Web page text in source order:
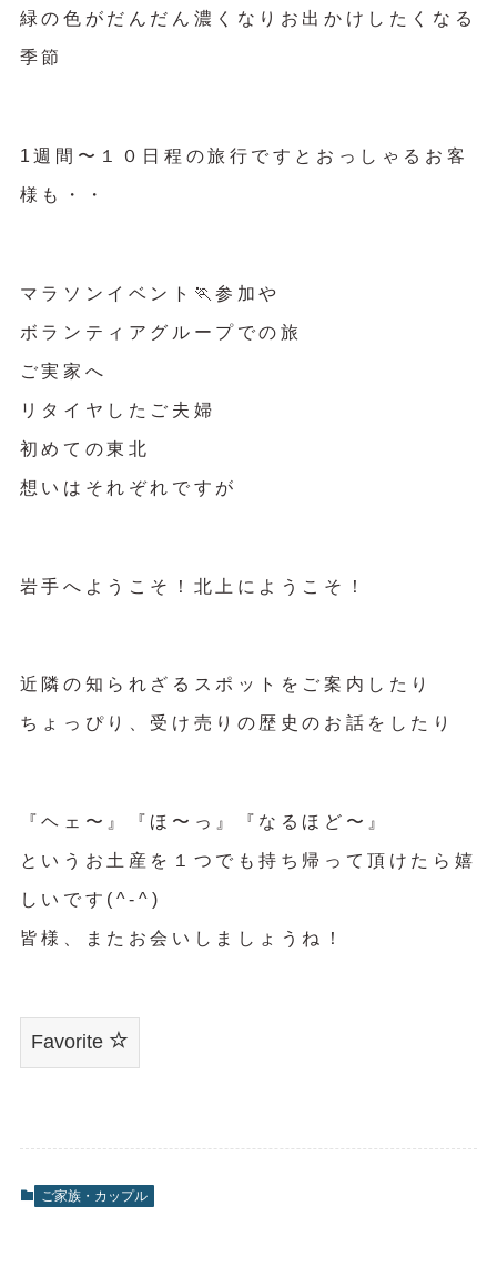
緑の色がだんだん濃くなりお出かけしたくなる
季節
1週間〜１０日程の旅行ですとおっしゃるお客
様も・・
マラソンイベント🏃参加や
ボランティアグループでの旅
ご実家へ
リタイヤしたご夫婦
初めての東北
想いはそれぞれですが
岩手へようこそ！北上にようこそ！
近隣の知られざるスポットをご案内したり
ちょっぴり、受け売りの歴史のお話をしたり
『ヘェ〜』『ほ〜っ』『なるほど〜』
というお土産を１つでも持ち帰って頂けたら嬉
しいです(^-^)
皆様、またお会いしましょうね！
Favorite
ご家族・カップル